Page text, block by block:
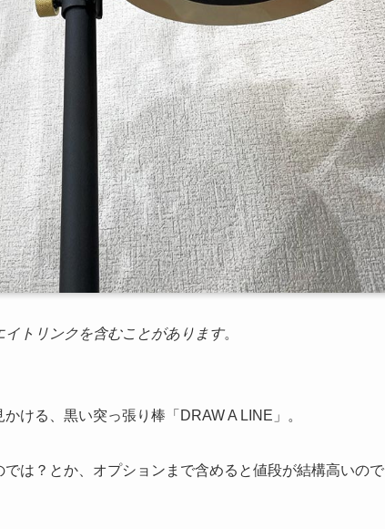
トリンクを含むことがあります。
ける、黒い突っ張り棒「DRAW A LINE」。
は？とか、オプションまで含めると値段が結構高いので